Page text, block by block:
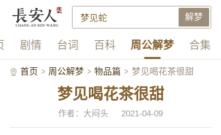
解梦
剧情 台词 百科 周公解梦 合集
首页 周公解梦 物品篇 梦见喝花茶很甜
梦见喝花茶很甜
作者：大闷头 2021-04-09